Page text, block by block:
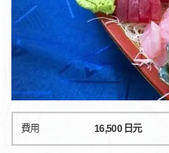
費用 16,500 日元